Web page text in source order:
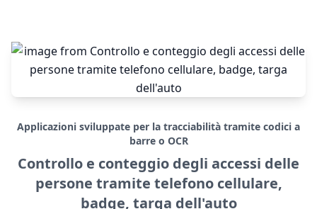
Applicazioni sviluppate per la tracciabilità tramite codici a
barre o OCR
Controllo e conteggio degli accessi delle
persone tramite telefono cellulare,
badge, targa dell'auto